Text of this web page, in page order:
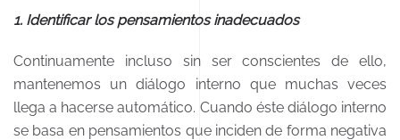
1. Identificar los pensamientos inadecuados
Continuamente incluso sin ser conscientes de ello,
mantenemos un diálogo interno que muchas veces
llega a hacerse automático. Cuando éste diálogo interno
se basa en pensamientos que inciden de forma negativa